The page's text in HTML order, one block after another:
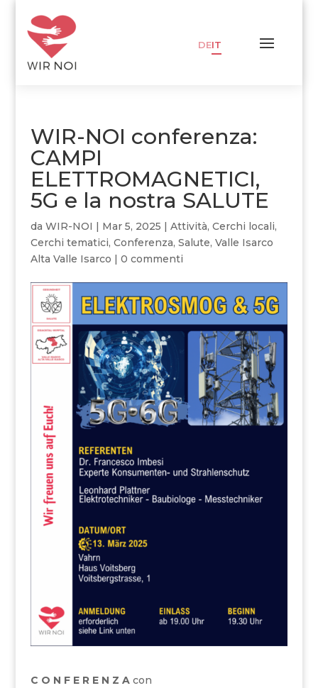
DEIT
WIR-NOI conferenza:
CAMPI
ELETTROMAGNETICI,
5G e la nostra SALUTE
da WIR-NOI | Mar 5, 2025 | Attività, Cerchi locali,
Cerchi tematici, Conferenza, Salute, Valle Isarco
Alta Valle Isarco | 0 commenti
C O N F E R E N Z Acon